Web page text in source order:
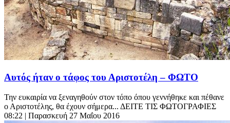
Αυτός ήταν ο τάφος του Αριστοτέλη – ΦΩΤΟ
Την ευκαιρία να ξεναγηθούν στον τόπο όπου γεννήθηκε και πέθανε
ο Αριστοτέλης, θα έχουν σήμερα... ΔΕΙΤΕ ΤΙΣ ΦΩΤΟΓΡΑΦΙΕΣ
08:22 | Παρασκευή 27 Μαΐου 2016